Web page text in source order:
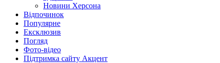
Новини Херсона
Відпочинок
Популярне
Ексклюзив
Погляд
Фото-відео
Підтримка сайту Акцент